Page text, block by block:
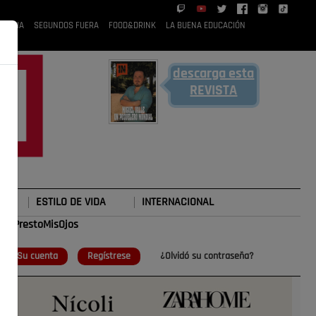
RUBIA SEGUNDOS FUERA FOOD&DRINK LA BUENA EDUCACIÓN
descarga esta
REVISTA
ESTILO DE VIDA INTERNACIONAL
Su cuenta Regístrese ¿Olvidó su contraseña?